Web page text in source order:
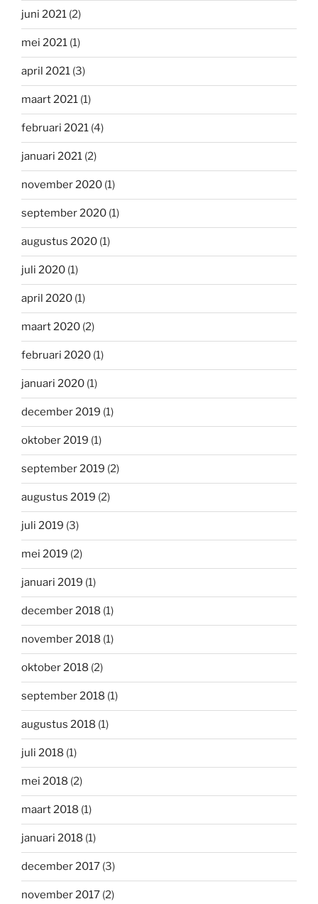
juni 2021 (2)
mei 2021 (1)
april 2021 (3)
maart 2021 (1)
februari 2021 (4)
januari 2021 (2)
november 2020 (1)
september 2020 (1)
augustus 2020 (1)
juli 2020 (1)
april 2020 (1)
maart 2020 (2)
februari 2020 (1)
januari 2020 (1)
december 2019 (1)
oktober 2019 (1)
september 2019 (2)
augustus 2019 (2)
juli 2019 (3)
mei 2019 (2)
januari 2019 (1)
december 2018 (1)
november 2018 (1)
oktober 2018 (2)
september 2018 (1)
augustus 2018 (1)
juli 2018 (1)
mei 2018 (2)
maart 2018 (1)
januari 2018 (1)
december 2017 (3)
november 2017 (2)